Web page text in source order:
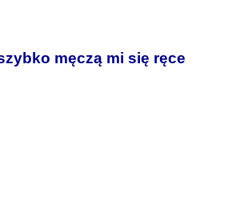
męczą mi się ręce